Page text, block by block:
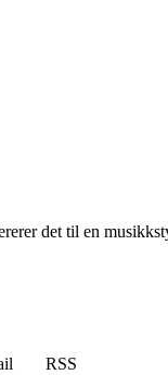
det til en
RSS